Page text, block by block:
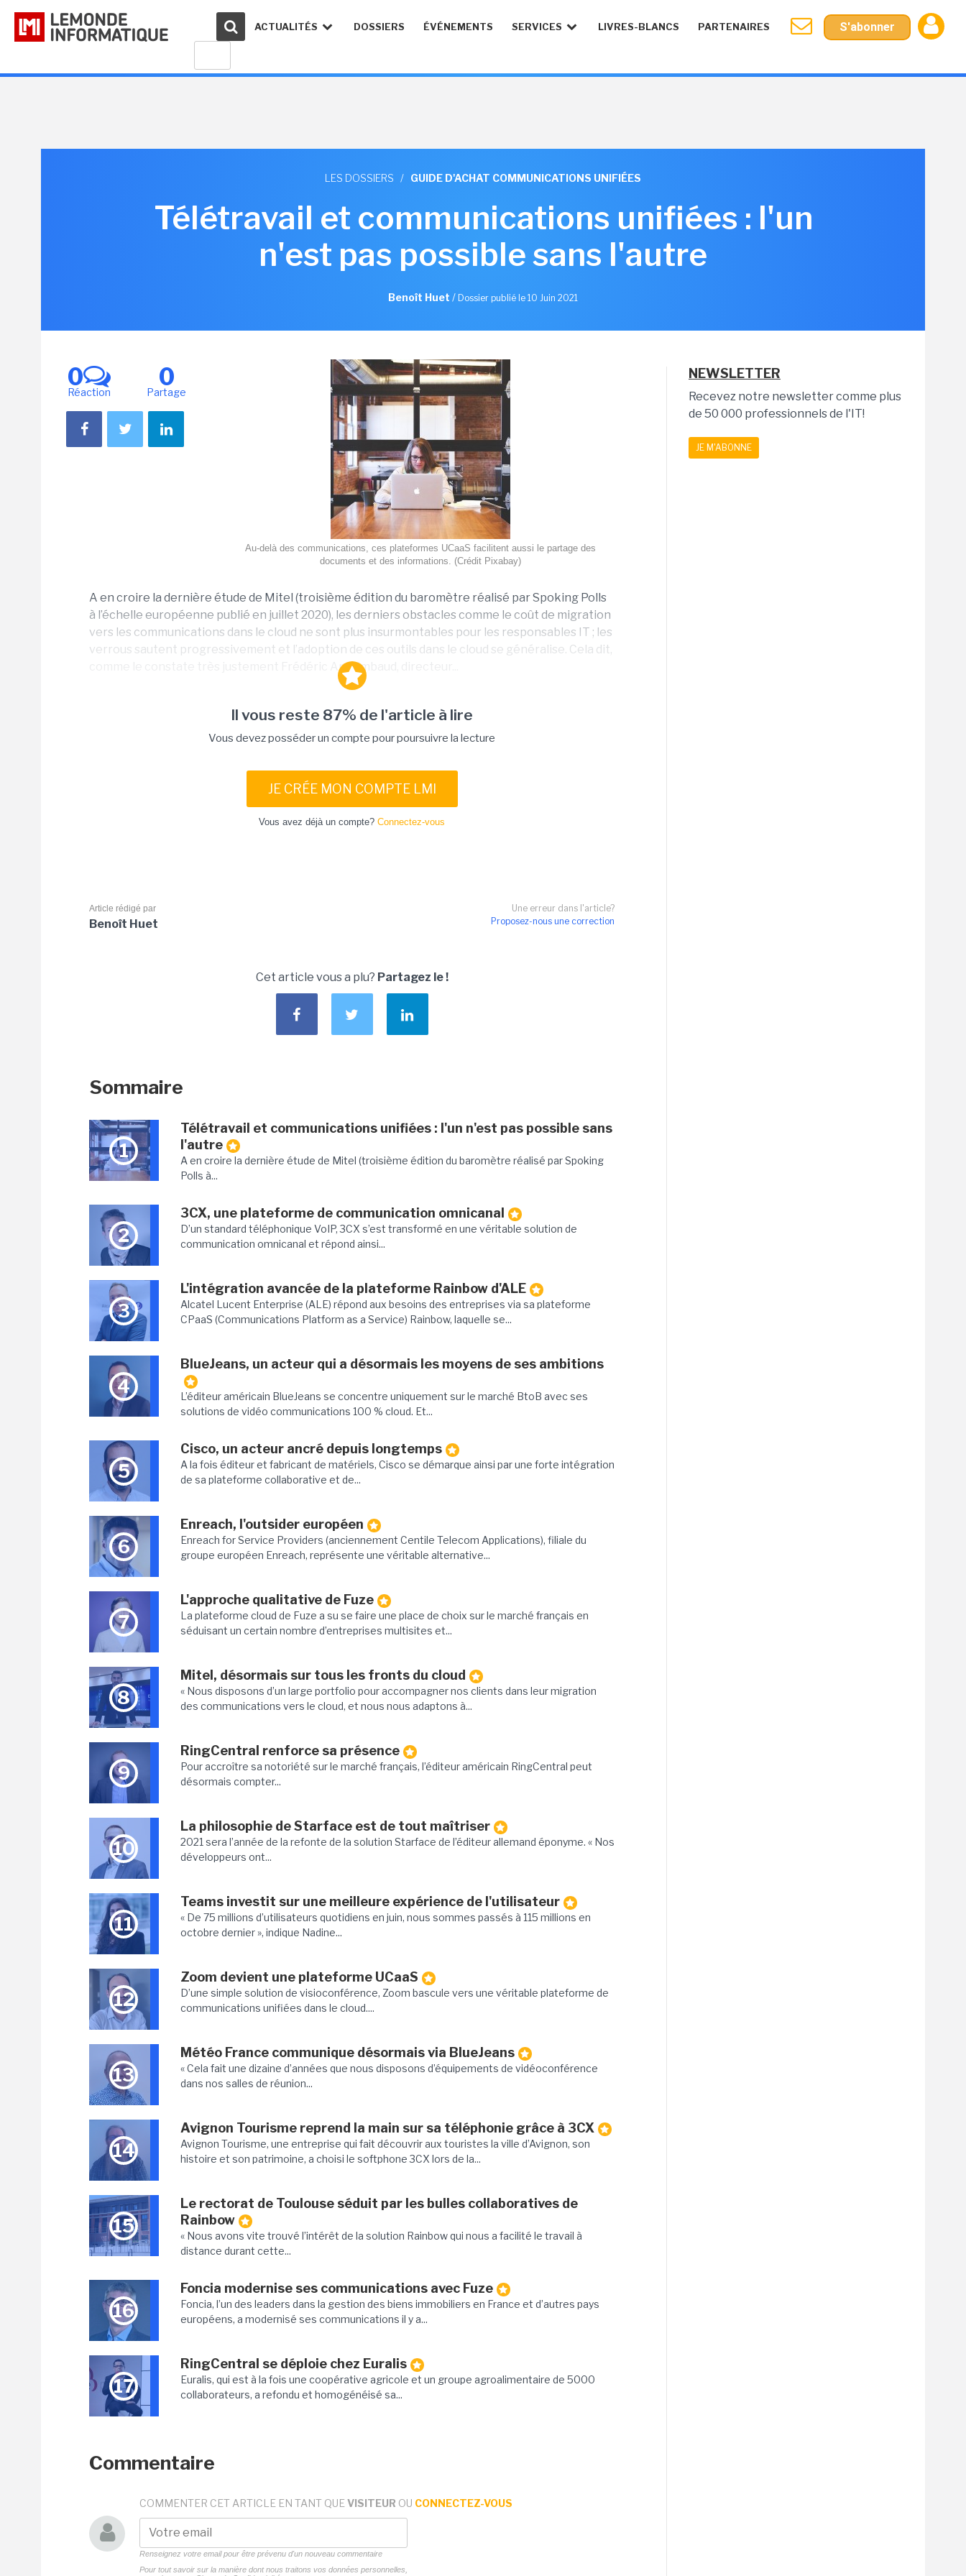
ACTUALITÉS DOSSIERS ÉVÉNEMENTS SERVICES LIVRES-BLANCS PARTENAIRES S'abonner
LES DOSSIERS / GUIDE D'ACHAT COMMUNICATIONS UNIFIÉES
Télétravail et communications unifiées : l'un
n'est pas possible sans l'autre
Benoît Huet / Dossier publié le 10 Juin 2021
0
Réaction
0
Partage
Au-delà des communications, ces plateformes UCaaS facilitent aussi le partage des
documents et des informations. (Crédit Pixabay)
A en croire la dernière étude de Mitel (troisième édition du baromètre réalisé par Spoking Polls
à l’échelle européenne publié en juillet 2020), les derniers obstacles comme le coût de migration
vers les communications dans le cloud ne sont plus insurmontables pour les responsables IT ; les
verrous sautent progressivement et l’adoption de ces outils dans le cloud se généralise. Cela dit,
comme le constate très justement Frédéric Archimbaud, directeur...
Il vous reste 87% de l'article à lire
Vous devez posséder un compte pour poursuivre la lecture
JE CRÉE MON COMPTE LMI
Vous avez déjà un compte? Connectez-vous
Une erreur dans l'article?
Proposez-nous une correction
Article rédigé par
Benoît Huet
Cet article vous a plu? Partagez le !
Sommaire
1
Télétravail et communications unifiées : l'un n'est pas possible sans
l'autre
A en croire la dernière étude de Mitel (troisième édition du baromètre réalisé par Spoking
Polls à...
2
3CX, une plateforme de communication omnicanal
D’un standard téléphonique VoIP, 3CX s’est transformé en une véritable solution de
communication omnicanal et répond ainsi...
3
L'intégration avancée de la plateforme Rainbow d'ALE
Alcatel Lucent Enterprise (ALE) répond aux besoins des entreprises via sa plateforme
CPaaS (Communications Platform as a Service) Rainbow, laquelle se...
4
BlueJeans, un acteur qui a désormais les moyens de ses ambitions
L’éditeur américain BlueJeans se concentre uniquement sur le marché BtoB avec ses
solutions de vidéo communications 100 % cloud. Et...
5
Cisco, un acteur ancré depuis longtemps
A la fois éditeur et fabricant de matériels, Cisco se démarque ainsi par une forte intégration
de sa plateforme collaborative et de...
6
Enreach, l'outsider européen
Enreach for Service Providers (anciennement Centile Telecom Applications), filiale du
groupe européen Enreach, représente une véritable alternative...
7
L'approche qualitative de Fuze
La plateforme cloud de Fuze a su se faire une place de choix sur le marché français en
séduisant un certain nombre d’entreprises multisites et...
8
Mitel, désormais sur tous les fronts du cloud
« Nous disposons d’un large portfolio pour accompagner nos clients dans leur migration
des communications vers le cloud, et nous nous adaptons à...
9
RingCentral renforce sa présence
Pour accroître sa notoriété sur le marché français, l’éditeur américain RingCentral peut
désormais compter...
10
La philosophie de Starface est de tout maîtriser
2021 sera l’année de la refonte de la solution Starface de l’éditeur allemand éponyme. « Nos
développeurs ont...
11
Teams investit sur une meilleure expérience de l'utilisateur
« De 75 millions d’utilisateurs quotidiens en juin, nous sommes passés à 115 millions en
octobre dernier », indique Nadine...
12
Zoom devient une plateforme UCaaS
D’une simple solution de visioconférence, Zoom bascule vers une véritable plateforme de
communications unifiées dans le cloud....
13
Météo France communique désormais via BlueJeans
« Cela fait une dizaine d’années que nous disposons d’équipements de vidéoconférence
dans nos salles de réunion...
14
Avignon Tourisme reprend la main sur sa téléphonie grâce à 3CX
Avignon Tourisme, une entreprise qui fait découvrir aux touristes la ville d’Avignon, son
histoire et son patrimoine, a choisi le softphone 3CX lors de la...
15
Le rectorat de Toulouse séduit par les bulles collaboratives de
Rainbow
« Nous avons vite trouvé l’intérêt de la solution Rainbow qui nous a facilité le travail à
distance durant cette...
16
Foncia modernise ses communications avec Fuze
Foncia, l’un des leaders dans la gestion des biens immobiliers en France et d’autres pays
européens, a modernisé ses communications il y a...
17
RingCentral se déploie chez Euralis
Euralis, qui est à la fois une coopérative agricole et un groupe agroalimentaire de 5000
collaborateurs, a refondu et homogénéisé sa...
Commentaire
COMMENTER CET ARTICLE EN TANT QUE VISITEUR OU CONNECTEZ-VOUS
Renseignez votre email pour être prévenu d'un nouveau commentaire
Pour tout savoir sur la manière dont nous traitons vos données personnelles,
NEWSLETTER
Recevez notre newsletter comme plus
de 50 000 professionnels de l'IT!
JE M'ABONNE